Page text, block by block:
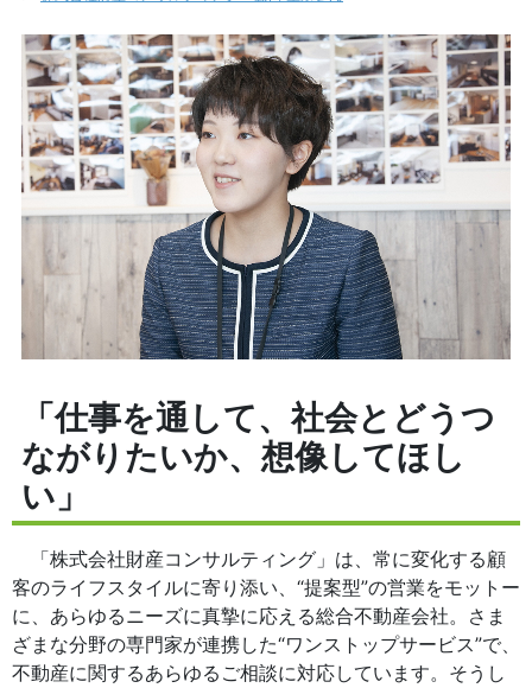
「仕事を通して、社会とどうつ
ながりたいか、想像してほし
い」
「株式会社財産コンサルティング」は、常に変化する顧
客のライフスタイルに寄り添い、“提案型”の営業をモットー
に、あらゆるニーズに真摯に応える総合不動産会社。さま
ざまな分野の専門家が連携した“ワンストップサービス”で、
不動産に関するあらゆるご相談に対応しています。そうし